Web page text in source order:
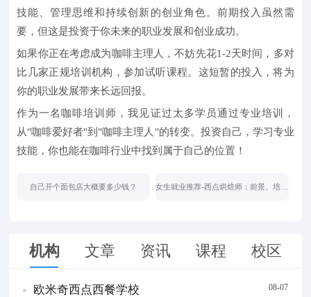
技能、管理思维和持续创新的创业角色。前期投入虽然需
要，但这是投资于你未来的职业发展和创业成功。
如果你正在考虑成为咖啡主理人，不妨先花1-2天时间，多对
比几家正规培训机构，参加试听课程。这短暂的投入，将为
你的职业发展带来长远回报。
作为一名咖啡培训师，我见证过太多学员通过专业培训，
从"咖啡爱好者"到"咖啡主理人"的转变。投资自己，学习专业
技能，你也能在咖啡行业中找到属于自己的位置！
自己开个面包店大概要多少钱？ 女生就业推荐-西点烘焙师：前景、培训
机构 文章 资讯 课程 校区
欧米奇西点西餐学校 08-07